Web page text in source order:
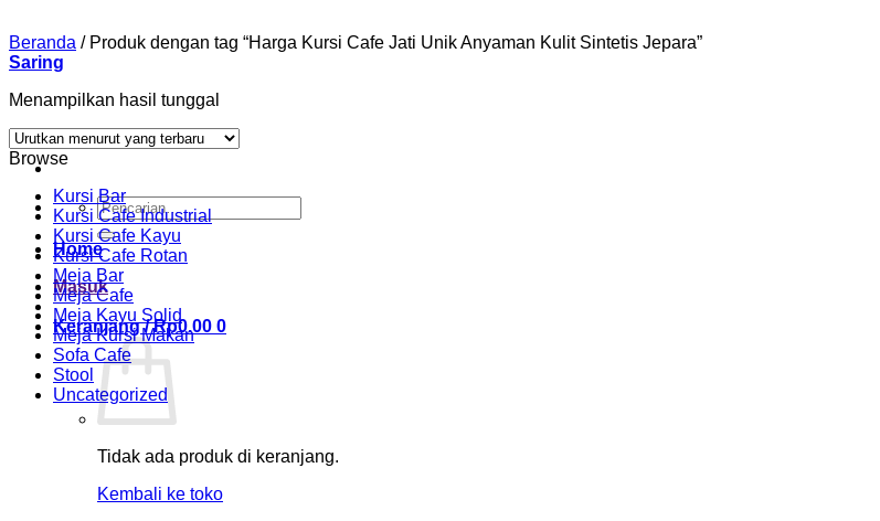
Pencarian
untuk:
Home
Masuk
Keranjang /Rp0.00 0
Tidak ada produk di keranjang.
Kembali ke toko
Beranda /Produk dengan tag “Harga Kursi Cafe Jati Unik Anyaman Kulit Sintetis Jepara”
Saring
Menampilkan hasil tunggal
Browse
Kursi Bar
Kursi Cafe Industrial
Kursi Cafe Kayu
Kursi Cafe Rotan
Meja Bar
Meja Cafe
Meja Kayu Solid
Meja Kursi Makan
Sofa Cafe
Stool
Uncategorized